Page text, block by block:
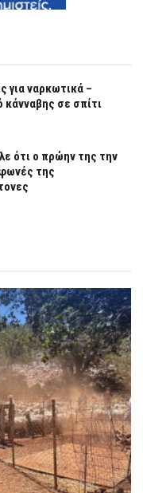
για ναρκωτικά –
κάνναβης σε σπίτι
ότι ο πρώην της την
της